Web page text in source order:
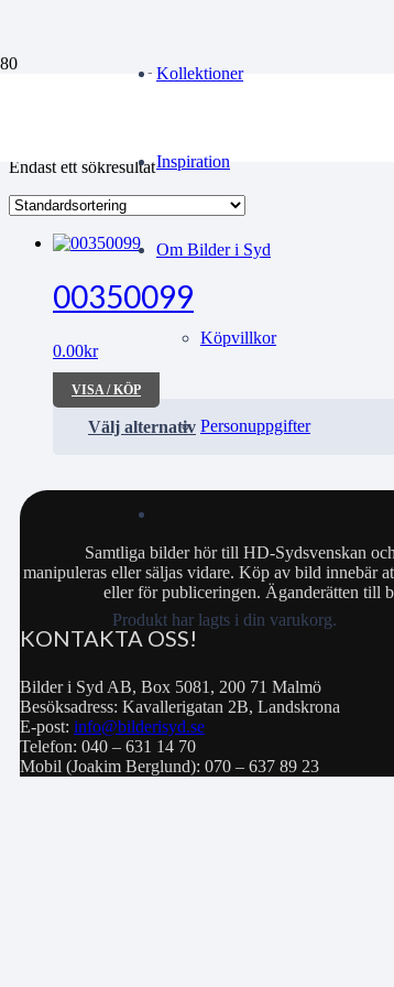
Kollektioner
Inspiration
Om Bilder i Syd
Köpvillkor
Personuppgifter
Produkt har lagts i din varukorg.
scoute
Endast ett sökresultat
00350099
0.00kr
VISA / KÖP
Välj alternativ
Samtliga bilder hör till HD-Sydsvenskan
manipuleras eller säljas vidare. Köp av bild innebär
eller för publiceringen. Äganderätten till
KONTAKTA OSS!
Bilder i Syd AB, Box 5081, 200 71 Malmö
Besöksadress: Kavallerigatan 2B, Landskrona
E-post: info@bilderisyd.se
Telefon: 040 – 631 14 70
Mobil (Joakim Berglund): 070 – 637 89 23